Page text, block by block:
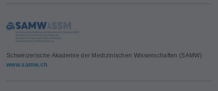
Schweizerische Akademie der Medizinischen Wissenschaften (SAMW)
www.samw.ch